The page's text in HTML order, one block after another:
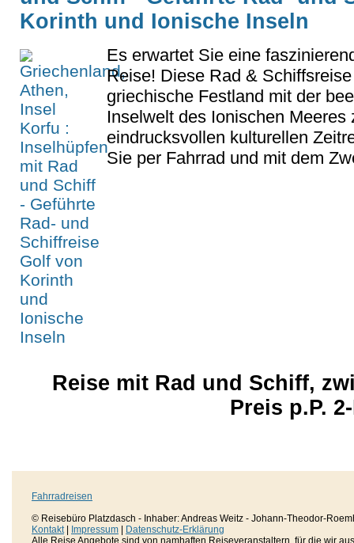
Korinth und Ionische Inseln
Es erwartet Sie eine
Reise! Diese Rad &
griechische Festland mit der
Inselwelt des Ionischen Meeres
eindrucksvollen kulturellen
Sie per Fahrrad und mit dem
Reise mit Rad und Schiff,
Preis p.P.
Fahrradreisen
© Reisebüro Platzdasch - Inhaber: Andreas Weitz - Johann-Theodor-
Kontakt| Impressum
Datenschutz-Erklärung
Alle Reise Angebote sind von namhaften Reiseveranstaltern, für die wir